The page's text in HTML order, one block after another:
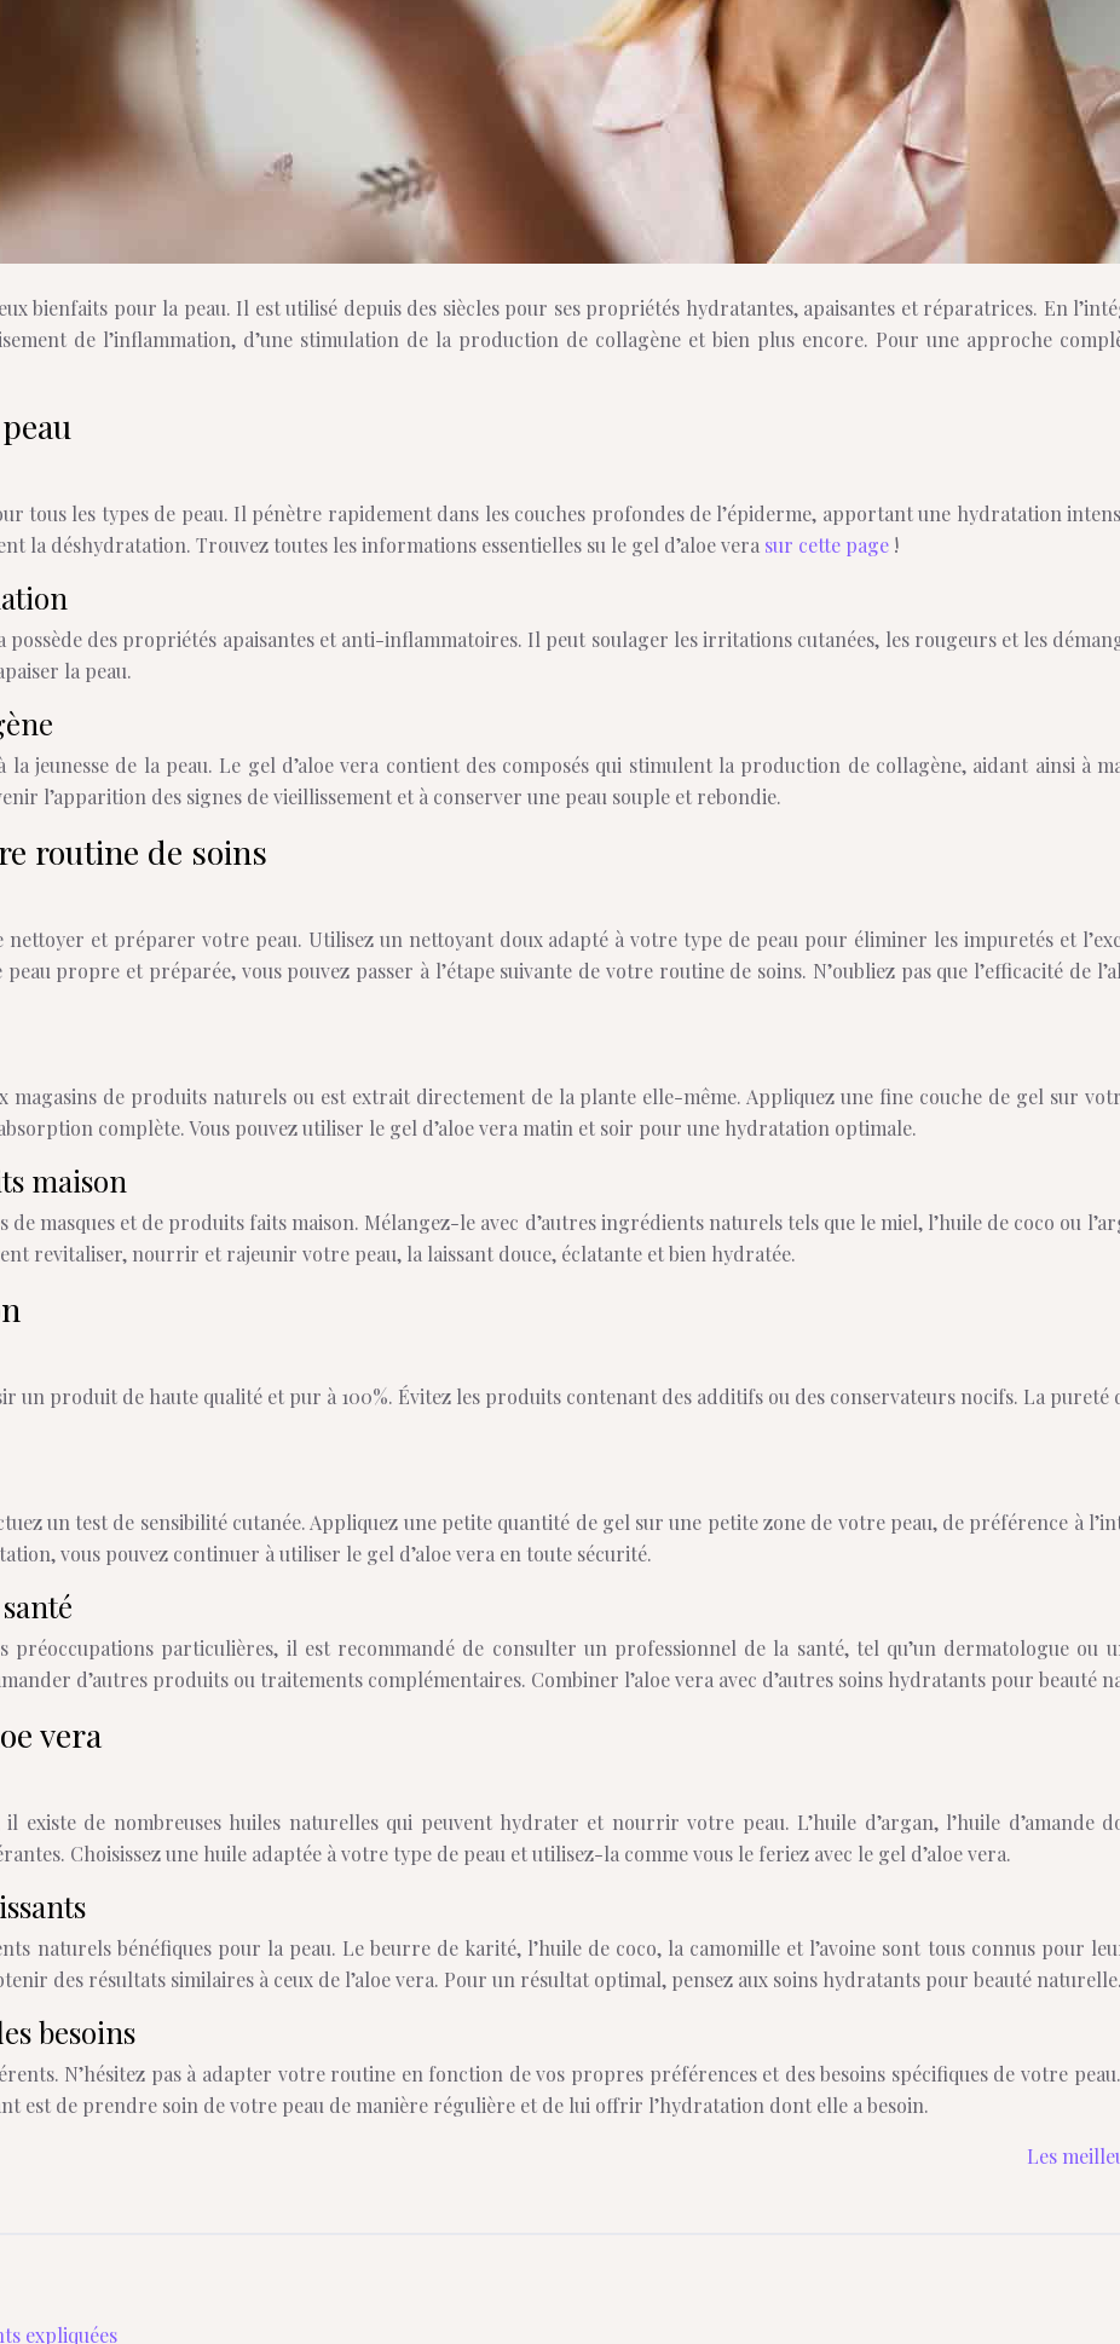
bienfaits pour la peau. Il est utilisé depuis des siècles pour ses propriétés hydratantes, apaisantes et réparatrices. En
de l’inflammation, d’une stimulation de la production de collagène et bien plus encore. Pour une approche
tous les types de peau. Il pénètre rapidement dans les couches profondes de l’épiderme, apportant une hydratation
la déshydratation. Trouvez toutes les informations essentielles su le gel d’aloe vera sur cette page !
des propriétés apaisantes et anti-inflammatoires. Il peut soulager les irritations cutanées, les rougeurs et les
la peau.
jeunesse de la peau. Le gel d’aloe vera contient des composés qui stimulent la production de collagène, aidant ainsi à
l’apparition des signes de vieillissement et à conserver une peau souple et rebondie.
routine de soins
et préparer votre peau. Utilisez un nettoyant doux adapté à votre type de peau pour éliminer les impuretés et
propre et préparée, vous pouvez passer à l’étape suivante de votre routine de soins. N’oubliez pas que l’efficacité de
magasins de produits naturels ou est extrait directement de la plante elle-même. Appliquez une fine couche de gel sur
complète. Vous pouvez utiliser le gel d’aloe vera matin et soir pour une hydratation optimale.
maison
de masques et de produits faits maison. Mélangez-le avec d’autres ingrédients naturels tels que le miel, l’huile de coco ou
revitaliser, nourrir et rajeunir votre peau, la laissant douce, éclatante et bien hydratée.
un produit de haute qualité et pur à 100%. Évitez les produits contenant des additifs ou des conservateurs nocifs. La
un test de sensibilité cutanée. Appliquez une petite quantité de gel sur une petite zone de votre peau, de préférence à
vous pouvez continuer à utiliser le gel d’aloe vera en toute sécurité.
préoccupations particulières, il est recommandé de consulter un professionnel de la santé, tel qu’un dermatologue
d’autres produits ou traitements complémentaires. Combiner l’aloe vera avec d’autres soins hydratants pour beauté
vera
existe de nombreuses huiles naturelles qui peuvent hydrater et nourrir votre peau. L’huile d’argan, l’huile d’amande
Choisissez une huile adaptée à votre type de peau et utilisez-la comme vous le feriez avec le gel d’aloe vera.
naturels bénéfiques pour la peau. Le beurre de karité, l’huile de coco, la camomille et l’avoine sont tous connus pour
des résultats similaires à ceux de l’aloe vera. Pour un résultat optimal, pensez aux soins hydratants pour beauté
besoins
N’hésitez pas à adapter votre routine en fonction de vos propres préférences et des besoins spécifiques de votre
est de prendre soin de votre peau de manière régulière et de lui offrir l’hydratation dont elle a besoin.
Les
expliquées